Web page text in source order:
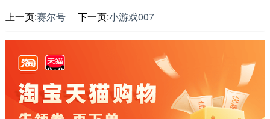
上一页:赛尔号 下一页:小游戏007